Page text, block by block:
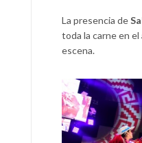
La presencia de
toda la carne en el
escena.